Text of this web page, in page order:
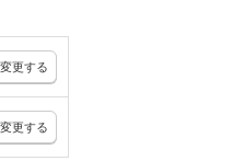
変更する
変更する